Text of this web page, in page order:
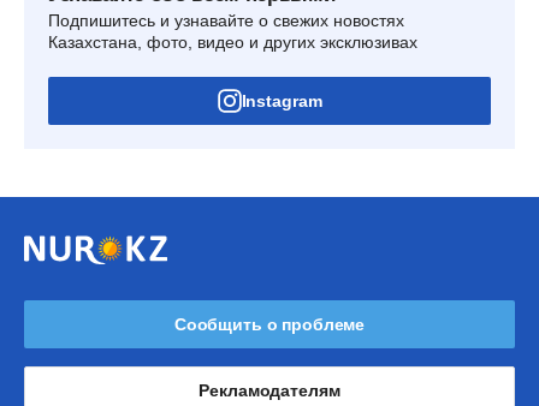
Подпишитесь и узнавайте о свежих новостях
Казахстана, фото, видео и других эксклюзивах
Instagram
Сообщить о проблеме
Рекламодателям